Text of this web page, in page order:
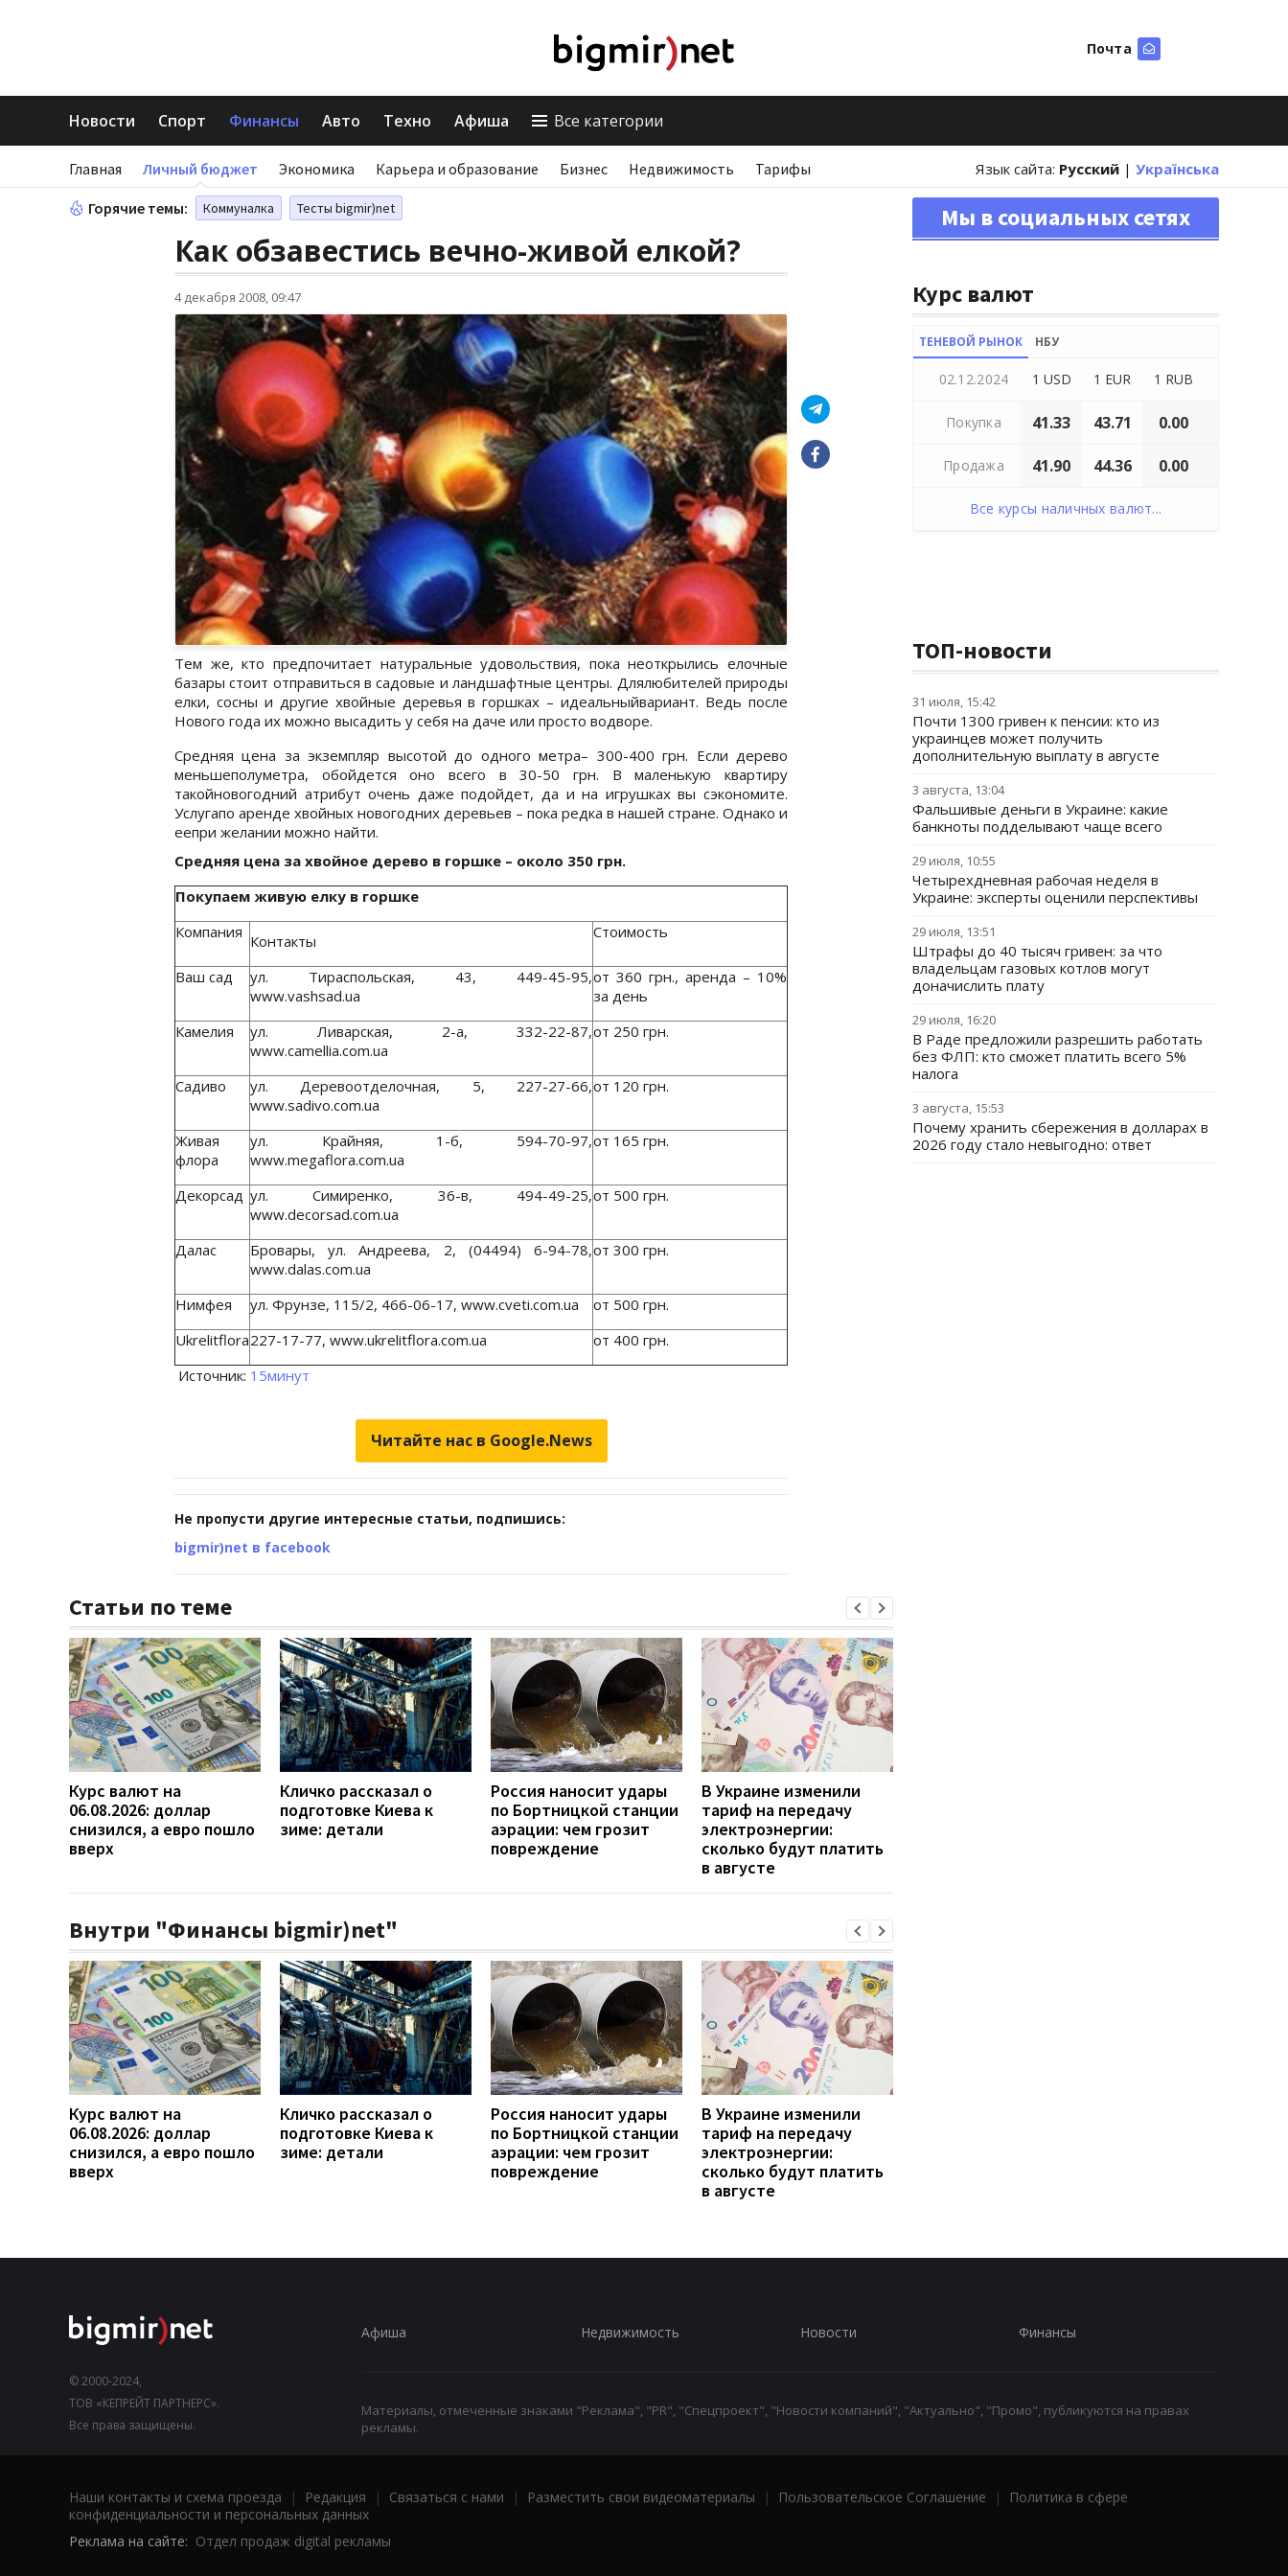
Почта
Новости Спорт Финансы Авто Техно Афиша Все категории
Главная Личный бюджет Экономика Карьера и образование Бизнес Недвижимость Тарифы Язык сайта: Русский | Українська
Горячие темы: Коммуналка Тесты bigmir)net
Как обзавестись вечно-живой елкой?
4 декабря 2008, 09:47
Тем же, кто предпочитает натуральные удовольствия, пока неоткрылись елочные
базары стоит отправиться в садовые и ландшафтные центры. Длялюбителей природы
елки, сосны и другие хвойные деревья в горшках – идеальныйвариант. Ведь после
Нового года их можно высадить у себя на даче или просто водворе.
Средняя цена за экземпляр высотой до одного метра– 300-400 грн. Если дерево
меньшеполуметра, обойдется оно всего в 30-50 грн. В маленькую квартиру
такойновогодний атрибут очень даже подойдет, да и на игрушках вы сэкономите.
Услугапо аренде хвойных новогодних деревьев – пока редка в нашей стране. Однако и
еепри желании можно найти.
Средняя цена за хвойное дерево в горшке – около 350 грн.
Покупаем живую елку в горшке
Компания Контакты Стоимость
Ваш сад
ул. Тираспольская, 43, 449-45-95,
www.vashsad.ua
от 360 грн., аренда – 10%
за день
Камелия
ул. Ливарская, 2-а, 332-22-87,
www.camellia.com.ua
от 250 грн.
Садиво
ул. Деревоотделочная, 5, 227-27-66,
www.sadivo.com.ua
от 120 грн.
Живая
флора
ул. Крайняя, 1-б, 594-70-97,
www.megaflora.com.ua
от 165 грн.
Декорсад ул. Симиренко, 36-в, 494-49-25,
www.decorsad.com.ua
от 500 грн.
Далас
Бровары, ул. Андреева, 2, (04494) 6-94-78,
www.dalas.com.ua
от 300 грн.
Нимфея ул. Фрунзе, 115/2, 466-06-17, www.cveti.com.ua
от 500 грн.
Ukrelitflora227-17-77, www.ukrelitflora.com.ua
от 400 грн.
Источник: 15минут
Читайте нас в Google.News
Не пропусти другие интересные статьи, подпишись:
bigmir)net в facebook
Статьи по теме
Курс валют на
06.08.2026: доллар
снизился, а евро пошло
вверх
Кличко рассказал о
подготовке Киева к
зиме: детали
Россия наносит удары
по Бортницкой станции
аэрации: чем грозит
повреждение
В Украине изменили
тариф на передачу
электроэнергии:
сколько будут платить
в августе
Внутри "Финансы bigmir)net"
Курс валют на
06.08.2026: доллар
снизился, а евро пошло
вверх
Кличко рассказал о
подготовке Киева к
зиме: детали
Россия наносит удары
по Бортницкой станции
аэрации: чем грозит
повреждение
В Украине изменили
тариф на передачу
электроэнергии:
сколько будут платить
в августе
Мы в социальных сетях
Курс валют
ТЕНЕВОЙ РЫНОК НБУ
02.12.2024 1 USD 1 EUR 1 RUB
Покупка 41.33 43.71 0.00
Продажа 41.90 44.36 0.00
Все курсы наличных валют...
ТОП-новости
31 июля, 15:42
Почти 1300 гривен к пенсии: кто из
украинцев может получить
дополнительную выплату в августе
3 августа, 13:04
Фальшивые деньги в Украине: какие
банкноты подделывают чаще всего
29 июля, 10:55
Четырехдневная рабочая неделя в
Украине: эксперты оценили перспективы
29 июля, 13:51
Штрафы до 40 тысяч гривен: за что
владельцам газовых котлов могут
доначислить плату
29 июля, 16:20
В Раде предложили разрешить работать
без ФЛП: кто сможет платить всего 5%
налога
3 августа, 15:53
Почему хранить сбережения в долларах в
2026 году стало невыгодно: ответ
© 2000-2024,
ТОВ «КЕПРЕЙТ ПАРТНЕРС».
Все права защищены.
Афиша Недвижимость Новости Финансы
Материалы, отмеченные знаками "Реклама", "PR", "Спецпроект", "Новости компаний", "Актуально", "Промо", публикуются на правах
рекламы.
Наши контакты и схема проезда | Редакция | Связаться с нами | Разместить свои видеоматериалы | Пользовательское Соглашение |
Политика в сфере
конфиденциальности и персональных данных
Реклама на сайте: Отдел продаж digital рекламы